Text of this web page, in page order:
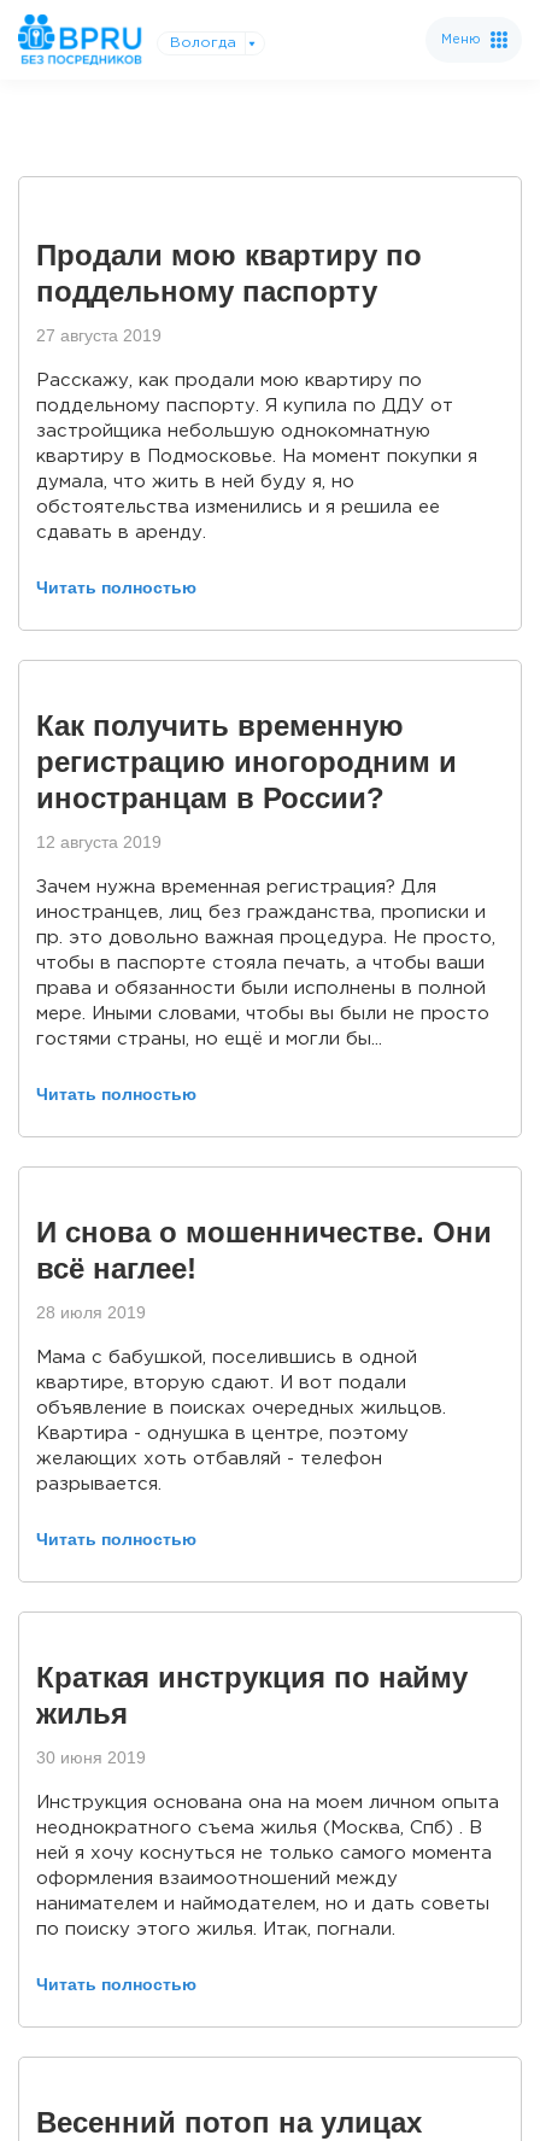
Вологда Меню
Продали мою квартиру по
поддельному паспорту
27 августа 2019
Расскажу, как продали мою квартиру по
поддельному паспорту. Я купила по ДДУ от
застройщика небольшую однокомнатную
квартиру в Подмосковье. На момент покупки я
думала, что жить в ней буду я, но
обстоятельства изменились и я решила ее
сдавать в аренду.
Читать полностью
Как получить временную
регистрацию иногородним и
иностранцам в России?
12 августа 2019
Зачем нужна временная регистрация? Для
иностранцев, лиц без гражданства, прописки и
пр. это довольно важная процедура. Не просто,
чтобы в паспорте стояла печать, а чтобы ваши
права и обязанности были исполнены в полной
мере. Иными словами, чтобы вы были не просто
гостями страны, но ещё и могли бы...
Читать полностью
И снова о мошенничестве. Они
всё наглее!
28 июля 2019
Мама с бабушкой, поселившись в одной
квартире, вторую сдают. И вот подали
объявление в поисках очередных жильцов.
Квартира - однушка в центре, поэтому
желающих хоть отбавляй - телефон
разрывается.
Читать полностью
Краткая инструкция по найму
жилья
30 июня 2019
Инструкция основана она на моем личном опыта
неоднократного съема жилья (Москва, Спб) . В
ней я хочу коснуться не только самого момента
оформления взаимоотношений между
нанимателем и наймодателем, но и дать советы
по поиску этого жилья. Итак, погнали.
Читать полностью
Весенний потоп на улицах